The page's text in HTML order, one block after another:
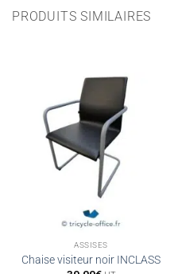
PRODUITS SIMILAIRES
ASSISES
Chaise visiteur noir INCLASS